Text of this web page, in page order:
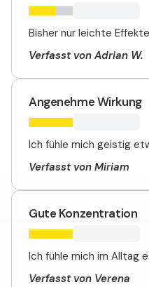
Bisher nur leichte
Verfasst von Adrian W.
Angenehme Wirkung
Ich fühle mich geistig
Verfasst von Miriam
Gute Konzentration
Ich fühle mich im Alltag
Verfasst von Verena